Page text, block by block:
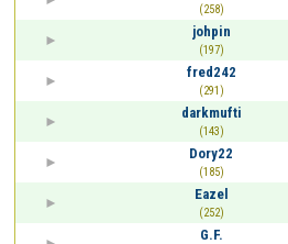
(258)
johpin
(197)
fred242
(291)
darkmufti
(143)
Dory22
(185)
Eazel
(252)
G.F.